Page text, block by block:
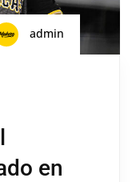
admin
en